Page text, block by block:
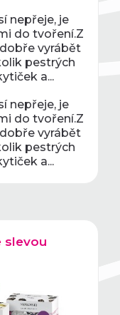
nepřeje, je
do tvoření.Z
vyrábět
pestrých
a...
nepřeje, je
do tvoření.Z
vyrábět
pestrých
a...
slevou